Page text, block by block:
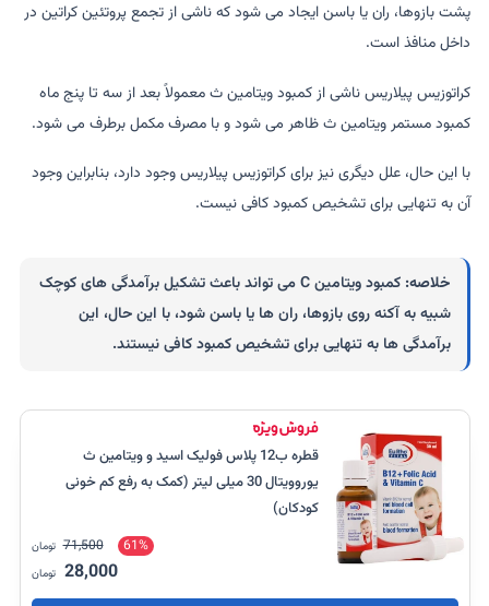
پشت بازوها، ران یا باسن ایجاد می شود که ناشی از تجمع پروتئین کراتین در
داخل منافذ است.
کراتوزیس پیلاریس ناشی از کمبود ویتامین ث معمولاً بعد از سه تا پنج ماه
کمبود مستمر ویتامین ث ظاهر می شود و با مصرف مکمل برطرف می شود.
با این حال، علل دیگری نیز برای کراتوزیس پیلاریس وجود دارد، بنابراین وجود
آن به تنهایی برای تشخیص کمبود کافی نیست.
خلاصه:
کمبود ویتامین C می تواند باعث تشکیل برآمدگی های کوچک
شبیه به آکنه روی بازوها، ران ها یا باسن شود، با این حال، این
برآمدگی ها به تنهایی برای تشخیص کمبود کافی نیستند.
قطره ب12 پلاس فولیک اسید و ویتامین ث
یوروویتال 30 میلی لیتر (کمک به رفع کم خونی
کودکان)
61%
71,500 تومان
28,000 تومان